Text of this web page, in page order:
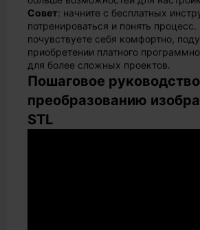
Совет: начните с бесплатных
потренироваться и понять процесс.
почувствуете себя комфортно,
приобретении платного
для более сложных проектов.
Пошаговое
преобразованию
STL